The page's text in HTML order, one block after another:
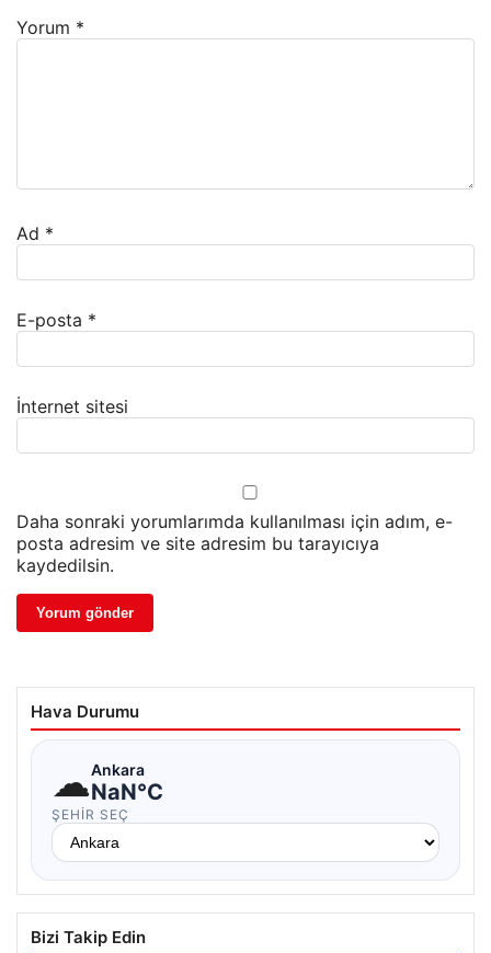
Yorum *
Ad *
E-posta *
İnternet sitesi
Daha sonraki yorumlarımda kullanılması için adım, e-
posta adresim ve site adresim bu tarayıcıya
kaydedilsin.
Hava Durumu
☁Ankara
NaN°C
ŞEHIR SEÇ
Bizi Takip Edin